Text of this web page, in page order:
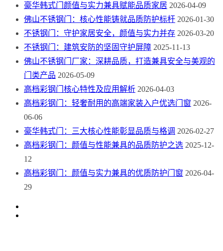
豪华韩式门颜值与实力兼具赋能品质家居 2026-04-09
佛山不锈钢门：核心性能铸就品质防护标杆 2026-01-30
不锈钢门：守护家居安全，颜值与实力并存 2026-03-20
不锈钢门：建筑安防的坚固守护屏障 2025-11-13
佛山不锈钢门厂家：深耕品质，打造兼具安全与美观的
门类产品 2026-05-09
高档彩钢门核心特性及应用解析 2026-04-03
高档彩钢门：轻奢耐用的高端家装入户优选门窗 2026-
06-06
豪华韩式门：三大核心性能彰显品质与格调 2026-02-27
高档彩钢门：颜值与性能兼具的品质防护之选 2025-12-
12
高档彩钢门：颜值与实力兼具的优质防护门窗 2026-04-
29